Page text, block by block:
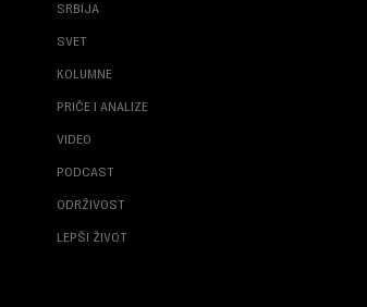
SRBIJA
SVET
KOLUMNE
PRIČE I ANALIZE
VIDEO
PODCAST
ODRŽIVOST
LEPŠI ŽIVOT